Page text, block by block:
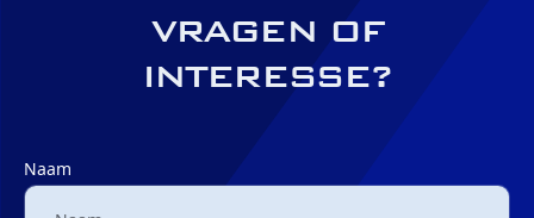
VRAGEN OF
INTERESSE?
Naam